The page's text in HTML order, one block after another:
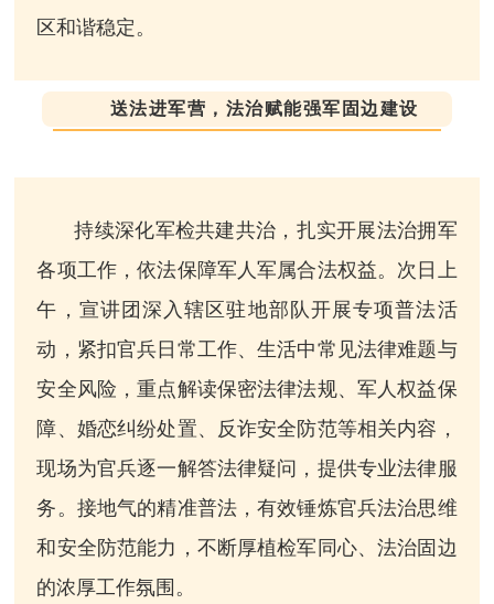
区和谐稳定。
送法进军营，法治赋能强军固边建设
持续深化军检共建共治，扎实开展法治拥军
各项工作，依法保障军人军属合法权益。次日上
午，宣讲团深入辖区驻地部队开展专项普法活
动，紧扣官兵日常工作、生活中常见法律难题与
安全风险，重点解读保密法律法规、军人权益保
障、婚恋纠纷处置、反诈安全防范等相关内容，
现场为官兵逐一解答法律疑问，提供专业法律服
务。接地气的精准普法，有效锤炼官兵法治思维
和安全防范能力，不断厚植检军同心、法治固边
的浓厚工作氛围。